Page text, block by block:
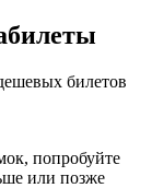
билетов
попробуйте
или позже